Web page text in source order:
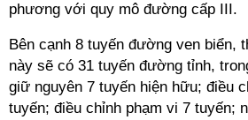
phương với quy mô đường cấp III.
Bên cạnh 8 tuyến đường ven biển,
này sẽ có 31 tuyến đường tỉnh,
giữ nguyên 7 tuyến hiện hữu; điều
tuyến; điều chỉnh phạm vi 7 tuyến;